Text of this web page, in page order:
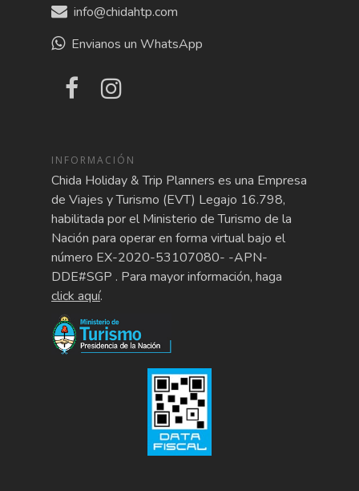
info@chidahtp.com
Envianos un WhatsApp
INFORMACIÓN
Chida Holiday & Trip Planners es una Empresa
de Viajes y Turismo (EVT) Legajo 16.798,
habilitada por el Ministerio de Turismo de la
Nación para operar en forma virtual bajo el
número EX-2020-53107080- -APN-
DDE#SGP . Para mayor información, haga
click aquí.